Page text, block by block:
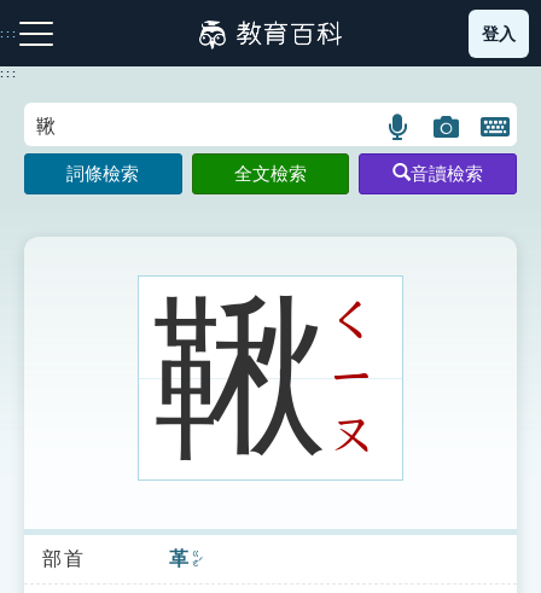
到
主
:::
注音索引圖示 筆畫索引圖示 部首索引表圖示
索引選單
登入
:::
語
言
搜
示
圖
片
搜
開
鍵
圖
詞條檢索 全文檢索 音讀檢索
鞦 ㄑ
ㄧ
ㄡ
部首 革 ㄍㄜˊ